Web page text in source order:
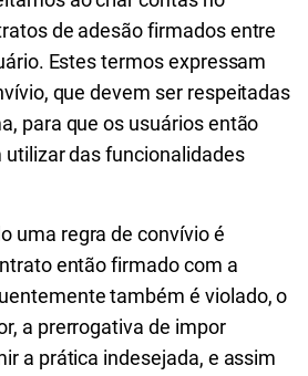
de adesão firmados entre
Estes termos expressam
que devem ser respeitadas
para que os usuários então
das funcionalidades
uma regra de convívio é
então firmado com a
também é violado, o
a prerrogativa de impor
a prática indesejada, e assim